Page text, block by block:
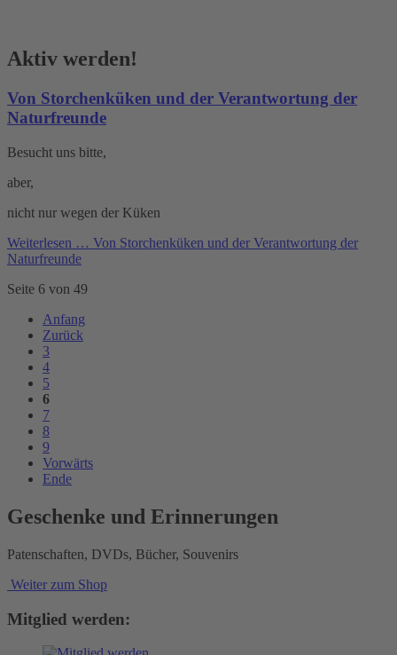
Aktiv werden!
Von Storchenküken und der Verantwortung der
Naturfreunde
Besucht uns bitte,
aber,
nicht nur wegen der Küken
Weiterlesen … Von Storchenküken und der Verantwortung der
Naturfreunde
Seite 6 von 49
Anfang
Zurück
3
4
5
6
7
8
9
Vorwärts
Ende
Geschenke und Erinnerungen
Patenschaften, DVDs, Bücher, Souvenirs
Weiter zum Shop
Mitglied werden: